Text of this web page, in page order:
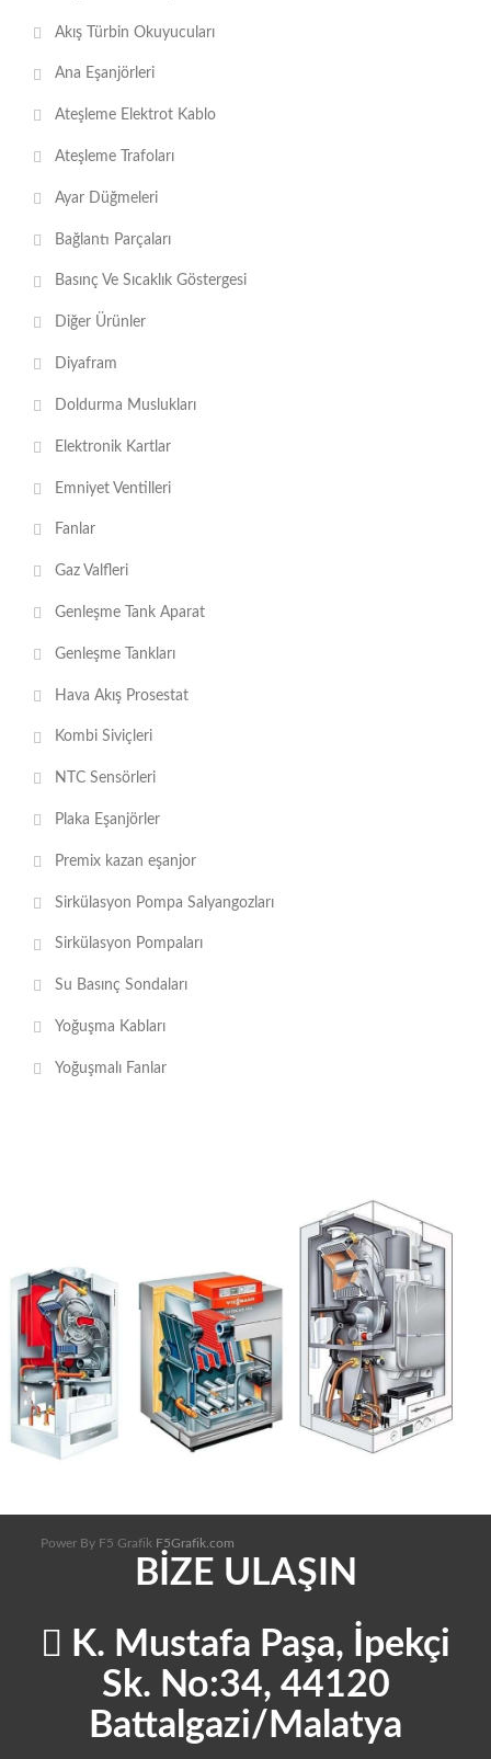
Akış Türbin Okuyucuları
Ana Eşanjörleri
Ateşleme Elektrot Kablo
Ateşleme Trafoları
Ayar Düğmeleri
Bağlantı Parçaları
Basınç Ve Sıcaklık Göstergesi
Diğer Ürünler
Diyafram
Doldurma Muslukları
Elektronik Kartlar
Emniyet Ventilleri
Fanlar
Gaz Valfleri
Genleşme Tank Aparat
Genleşme Tankları
Hava Akış Prosestat
Kombi Siviçleri
NTC Sensörleri
Plaka Eşanjörler
Premix kazan eşanjor
Sirkülasyon Pompa Salyangozları
Sirkülasyon Pompaları
Su Basınç Sondaları
Yoğuşma Kabları
Yoğuşmalı Fanlar
Power By F5 Grafik F5Grafik.com
BİZE ULAŞIN
K. Mustafa Paşa, İpekçi
Sk. No:34, 44120
Battalgazi/Malatya